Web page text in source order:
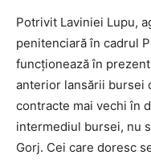
Potrivit Laviniei Lupu,
penitenciară în cadrul
funcționează în
anterior lansării bursei
contracte mai vechi în
intermediul bursei, nu
Gorj. Cei care doresc